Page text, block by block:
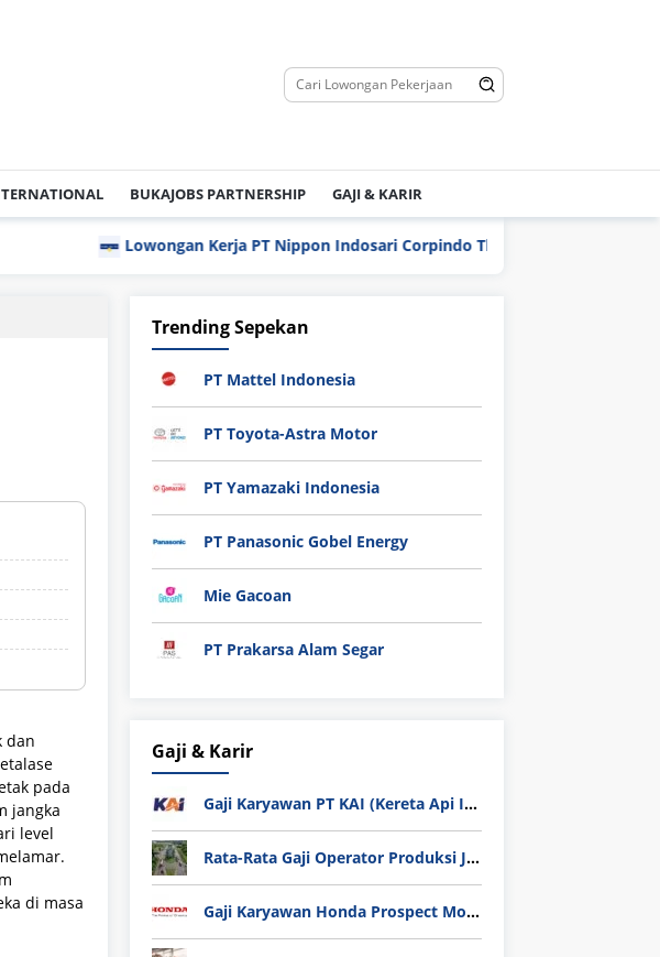
BUKAJOBS PARTNERSHIP GAJI & KARIR
Lowongan Kerja PT Nippon Indosari Corpindo Tbk. Bulan Agustus 2026
dan
pada
jangka
level
di masa
Trending Sepekan
PT Mattel Indonesia
PT Toyota-Astra Motor
PT Yamazaki Indonesia
PT Panasonic Gobel Energy
Mie Gacoan
PT Prakarsa Alam Segar
Gaji & Karir
Gaji Karyawan PT KAI (Kereta Api Indonesia) Update 2025
Rata-Rata Gaji Operator Produksi Jabodetabek 2025: Bedah Tuntas UMK, Lemburan, dan Realita Hidup Buruh
Gaji Karyawan Honda Prospect Motor Semua Divisi